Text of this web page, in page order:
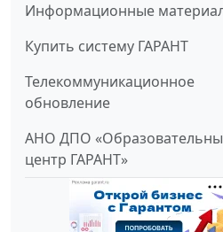
Информационные
Купить систему ГАРАНТ
Телекоммуникационное
обновление
АНО ДПО
центр ГАРАНТ»